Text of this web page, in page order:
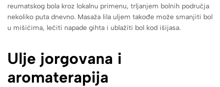
reumatskog bola kroz lokalnu primenu, trljanjem bolnih područja
nekoliko puta dnevno. Masaža lila uljem takođe može smanjiti bol
u mišićima, lečiti napade gihta i ublažiti bol kod išijasa.
Ulje jorgovana i
aromaterapija